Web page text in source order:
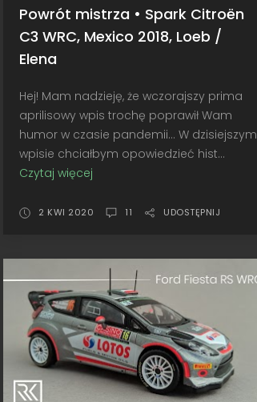
Powrót mistrza • Spark Citroën
C3 WRC, Mexico 2018, Loeb /
Elena
Hej! Mam nadzieję, że wczorajszy prima
aprilisowy wpis trochę poprawił Wam
humor w czasie pandemii... W dzisiejszym
wpisie chciałbym opowiedzieć hist...
Czytaj więcej
WRC,
Mexico
2018,
Loeb
/
Elena
2 KWI 2020 11 UDOSTĘPNIJ